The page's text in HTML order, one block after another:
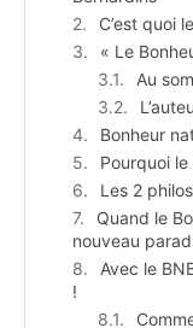
C’est quoi
« Le
Au
Bonheur
Pourquoi
Les 2
Quand le
nouveau
Avec le
!